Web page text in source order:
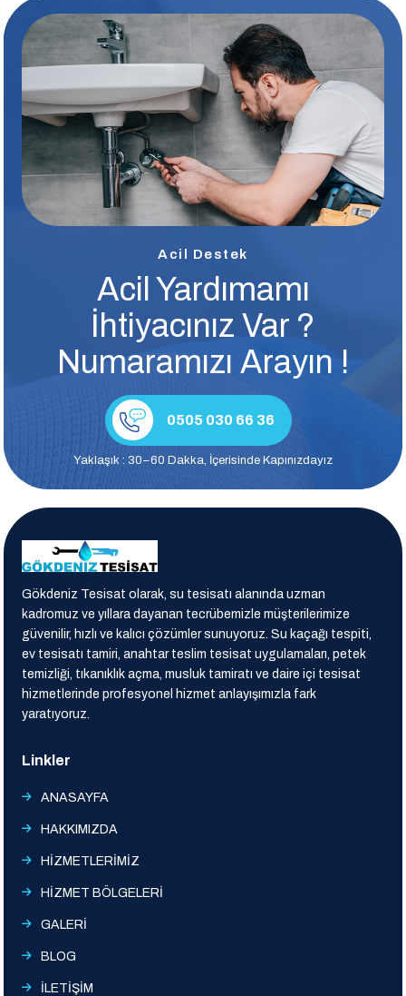
Acil Destek
Acil Yardımamı
İhtiyacınız Var ?
Numaramızı Arayın !
0505 030 66 36
Yaklaşık : 30–60 Dakka, İçerisinde Kapınızdayız
Gökdeniz Tesisat olarak, su tesisatı alanında uzman
kadromuz ve yıllara dayanan tecrübemizle müşterilerimize
güvenilir, hızlı ve kalıcı çözümler sunuyoruz. Su kaçağı tespiti,
ev tesisatı tamiri, anahtar teslim tesisat uygulamaları, petek
temizliği, tıkanıklık açma, musluk tamiratı ve daire içi tesisat
hizmetlerinde profesyonel hizmet anlayışımızla fark
yaratıyoruz.
Linkler
ANASAYFA
HAKKIMIZDA
HİZMETLERİMİZ
HİZMET BÖLGELERİ
GALERİ
BLOG
İLETİŞİM